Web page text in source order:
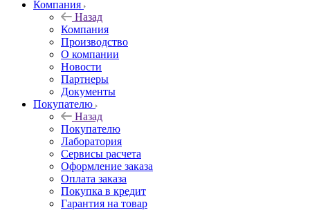
Компания
Назад
Компания
Производство
О компании
Новости
Партнеры
Документы
Покупателю
Назад
Покупателю
Лаборатория
Сервисы расчета
Оформление заказа
Оплата заказа
Покупка в кредит
Гарантия на товар